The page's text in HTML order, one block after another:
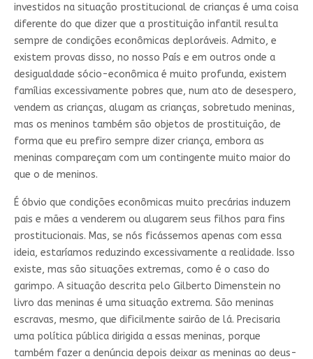
investidos na situação prostitucional de crianças é uma coisa
diferente do que dizer que a prostituição infantil resulta
sempre de condições econômicas deploráveis. Admito, e
existem provas disso, no nosso País e em outros onde a
desigualdade sócio-econômica é muito profunda, existem
famílias excessivamente pobres que, num ato de desespero,
vendem as crianças, alugam as crianças, sobretudo meninas,
mas os meninos também são objetos de prostituição, de
forma que eu prefiro sempre dizer criança, embora as
meninas compareçam com um contingente muito maior do
que o de meninos.
É óbvio que condições econômicas muito precárias induzem
pais e mães a venderem ou alugarem seus filhos para fins
prostitucionais. Mas, se nós ficássemos apenas com essa
ideia, estaríamos reduzindo excessivamente a realidade. Isso
existe, mas são situações extremas, como é o caso do
garimpo. A situação descrita pelo Gilberto Dimenstein no
livro das meninas é uma situação extrema. São meninas
escravas, mesmo, que dificilmente sairão de lá. Precisaria
uma política pública dirigida a essas meninas, porque
também fazer a denúncia depois deixar as meninas ao deus-